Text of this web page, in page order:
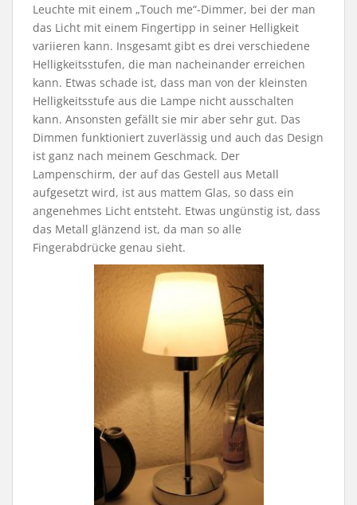
Leuchte mit einem „Touch me“-Dimmer, bei der man
das Licht mit einem Fingertipp in seiner Helligkeit
variieren kann. Insgesamt gibt es drei verschiedene
Helligkeitsstufen, die man nacheinander erreichen
kann. Etwas schade ist, dass man von der kleinsten
Helligkeitsstufe aus die Lampe nicht ausschalten
kann. Ansonsten gefällt sie mir aber sehr gut. Das
Dimmen funktioniert zuverlässig und auch das Design
ist ganz nach meinem Geschmack. Der
Lampenschirm, der auf das Gestell aus Metall
aufgesetzt wird, ist aus mattem Glas, so dass ein
angenehmes Licht entsteht. Etwas ungünstig ist, dass
das Metall glänzend ist, da man so alle
Fingerabdrücke genau sieht.